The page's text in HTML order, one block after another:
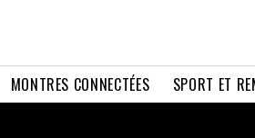
MONTRES CONNECTÉES SPORT ET